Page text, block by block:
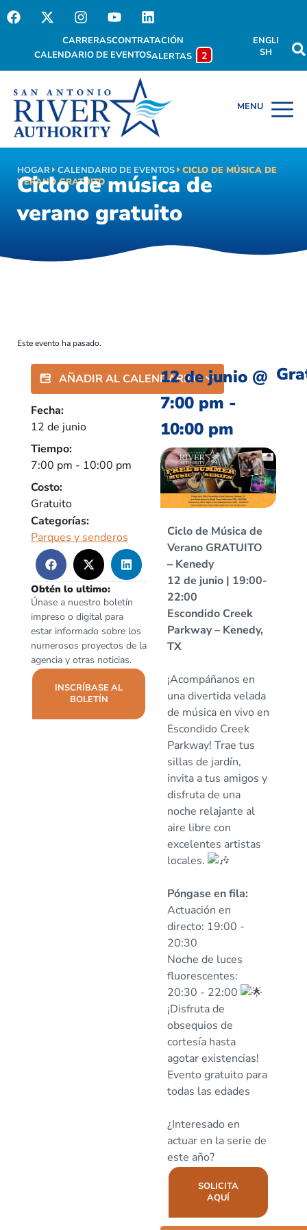
CARRERASCONTRATACIÓN
CALENDARIO DE EVENTOSALERTAS 2
ENGLI
SH
HOGAR CALENDARIO DE EVENTOS
CICLO DE MÚSICA DE
VERANO GRATUITO
Ciclo de música de
verano gratuito
Este evento ha pasado.
AÑADIR AL CALENDARIO
Fecha:
12 de junio
Tiempo:
7:00 pm - 10:00 pm
Costo:
Gratuito
Categorías:
Parques y senderos
Obtén lo ultimo:
Únase a nuestro boletín
impreso o digital para
estar informado sobre los
numerosos proyectos de la
agencia y otras noticias.
INSCRÍBASE AL
BOLETÍN
12 de junio @
7:00 pm -
10:00 pm
Ciclo de Música de
Verano GRATUITO
– Kenedy
12 de junio | 19:00-
22:00
Escondido Creek
Parkway – Kenedy,
TX
¡Acompáñanos en
una divertida velada
de música en vivo en
Escondido Creek
Parkway! Trae tus
sillas de jardín,
invita a tus amigos y
disfruta de una
noche relajante al
aire libre con
excelentes artistas
locales.
Póngase en fila:
Actuación en
directo: 19:00 -
20:30
Noche de luces
fluorescentes:
20:30 - 22:00
¡Disfruta de
obsequios de
cortesía hasta
agotar existencias!
Evento gratuito para
todas las edades
¿Interesado en
actuar en la serie de
este año?
SOLICITA
AQUÍ